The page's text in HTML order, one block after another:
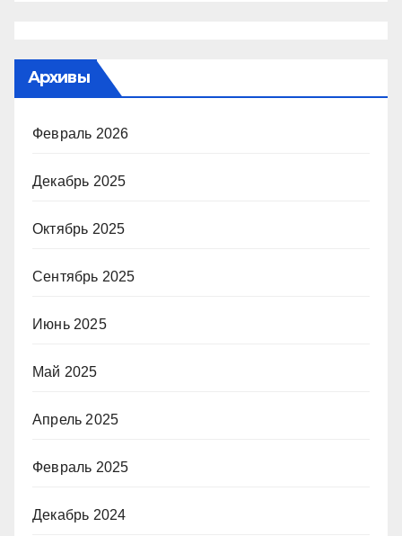
Архивы
Февраль 2026
Декабрь 2025
Октябрь 2025
Сентябрь 2025
Июнь 2025
Май 2025
Апрель 2025
Февраль 2025
Декабрь 2024